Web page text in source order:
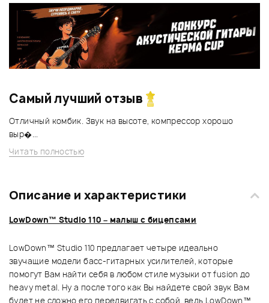
Самый лучший отзыв
Отличный комбик. Звук на высоте, компрессор хорошо
выр�...
Читать полностью
Описание и характеристики
LowDown™ Studio 110 – малыш с бицепсами
LowDown™ Studio 110 предлагает четыре идеально
звучащие модели басс-гитарных усилителей, которые
помогут Вам найти себя в любом стиле музыки от fusion до
heavy metal. Ну а после того как Вы найдете свой звук Вам